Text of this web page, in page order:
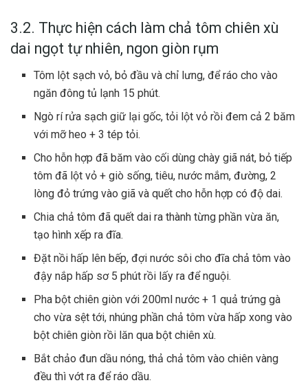
3.2. Thực hiện cách làm chả tôm chiên xù
dai ngọt tự nhiên, ngon giòn rụm
Tôm lột sạch vỏ, bỏ đầu và chỉ lưng, để ráo cho vào
ngăn đông tủ lạnh 15 phút.
Ngò rí rửa sạch giữ lại gốc, tỏi lột vỏ rồi đem cả 2 băm
với mỡ heo + 3 tép tỏi.
Cho hỗn hợp đã băm vào cối dùng chày giã nát, bỏ tiếp
tôm đã lột vỏ + giò sống, tiêu, nước mắm, đường, 2
lòng đỏ trứng vào giã và quết cho hỗn hợp có độ dai.
Chia chả tôm đã quết dai ra thành từng phần vừa ăn,
tạo hình xếp ra đĩa.
Đặt nồi hấp lên bếp, đợi nước sôi cho đĩa chả tôm vào
đậy nắp hấp sơ 5 phút rồi lấy ra để nguội.
Pha bột chiên giòn với 200ml nước + 1 quả trứng gà
cho vừa sệt tới, nhúng phần chả tôm vừa hấp xong vào
bột chiên giòn rồi lăn qua bột chiên xù.
Bắt chảo đun dầu nóng, thả chả tôm vào chiên vàng
đều thì vớt ra để ráo dầu.